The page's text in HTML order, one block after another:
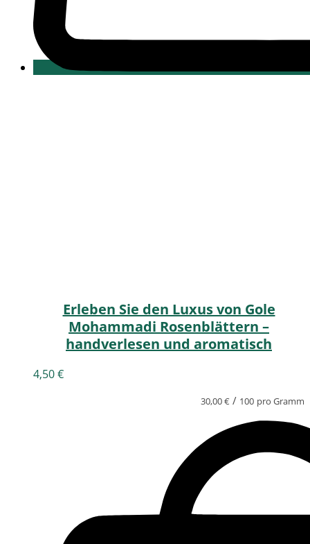
Erleben Sie den Luxus von Gole
Mohammadi Rosenblättern –
handverlesen und aromatisch
4,50€
30,00€ / 100 pro Gramm